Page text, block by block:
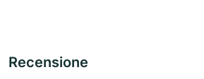
Recensione